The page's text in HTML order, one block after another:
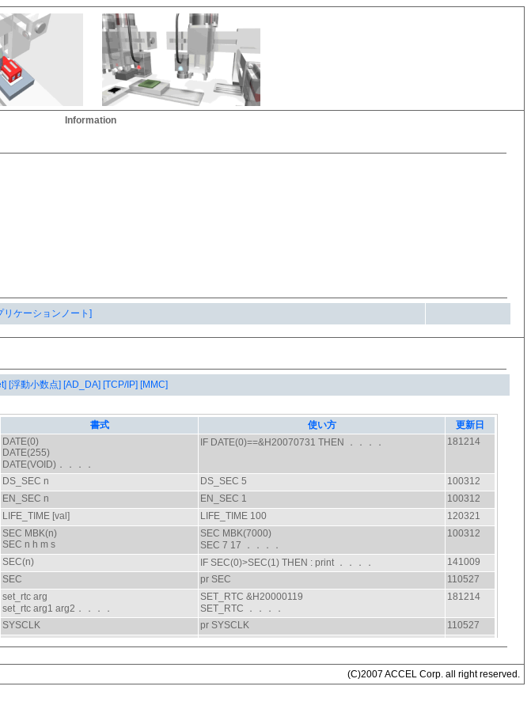
Information
リケーションノート]
[浮動小数点] [AD_DA] [TCP/IP] [MMC]
(C)2007 ACCEL Corp. all right reserved.